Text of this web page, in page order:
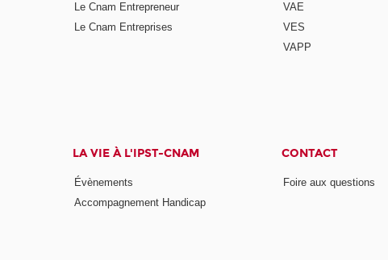
Le Cnam Entrepreneur
Le Cnam Entreprises
VAE
VES
VAPP
LA VIE À L'IPST-CNAM
Évènements
Accompagnement Handicap
CONTACT
Foire aux questions